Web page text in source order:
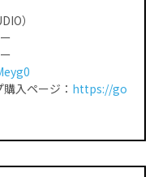
）
入ページ： https://go